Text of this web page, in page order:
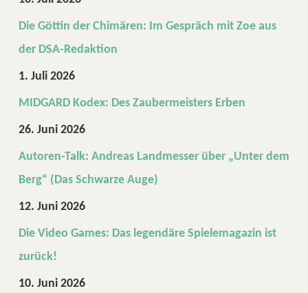
Die Göttin der Chimären: Im Gespräch mit Zoe aus
der DSA-Redaktion
1. Juli 2026
MIDGARD Kodex: Des Zaubermeisters Erben
26. Juni 2026
Autoren-Talk: Andreas Landmesser über „Unter dem
Berg“ (Das Schwarze Auge)
12. Juni 2026
Die Video Games: Das legendäre Spielemagazin ist
zurück!
10. Juni 2026